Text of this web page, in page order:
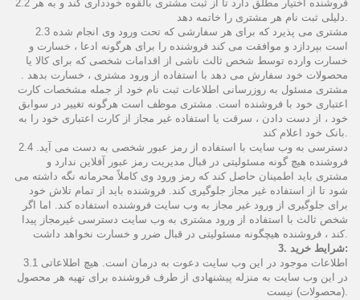
2.2 فروشنده اختیار مطلق دارد تا از ثبت مشتری بالقوه خودداری کند و به هر
دلیلی ثبت نام هر مشتری را خاتمه دهد.
2.3 مشتری می پذیرد که برای هر سفارشی که تحت ورود وی انجام شده
است بپردازد و موافقت می کند فروشنده را برای هرگونه ادعا ، خسارت و
خسارت وارده توسط شخص ثالث ناشی از اقدامات شخصی که برای کالا یا
محصولات خود سفارش می دهد با استفاده از ورود مشتری ، خسارت بدهد .
مشتری مسئول به روزرسانی اطلاعات ثبت نام خود از جمله مشخصات کارت
اعتباری خود با فروشنده است. مشتری موظف است هرگونه تغییر در سوابق
خود ، از دست دادن ، سرقت یا استفاده غیر مجاز از کارت اعتباری خود را به
بانک خود اعلام کند.
2.4 دسترسی به وب سایت با استفاده از رمز عبور شخصی به دست می آید.
فروشنده هیچ گونه مسئولیتی در قبال مدیریت رمز عبور آفلاین ندارد و
مشتری باید اطمینان حاصل کند که رمز ورود وی کاملاً محرمانه نگه داشته می
شود تا از استفاده غیر مجاز جلوگیری کند. فروشنده باید از تمام تلاش خود
برای جلوگیری از ورود غیر مجاز به وب سایت فروشنده استفاده کند. اما اگر
شخص ثالث با استفاده از ورود مشتری به وب سایت دسترسی غیرمجاز پیدا
کند ، فروشنده هیچگونه مسئولیتی در قبال ضرر و خسارت نخواهد داشت.
3. شرایط خرید:
3.1 اطلاعات موجود در این وب سایت دعوت به درمان است. هیچ اطلاعاتی
در این وب سایت به منزله پیشنهادی از طرف فروشنده برای تهیه هر محصول
(محصولات) نیست.